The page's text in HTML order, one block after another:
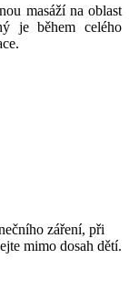
masáží na oblast
je během celého
záření, při
mimo dosah dětí.